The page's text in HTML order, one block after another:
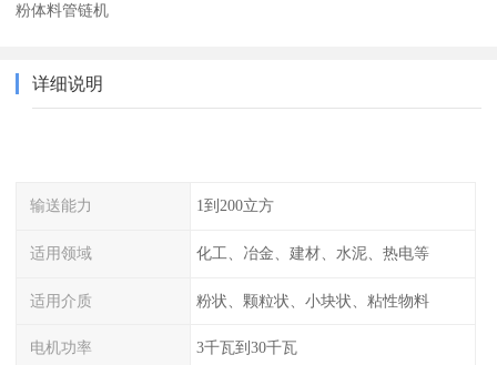
粉体料管链机
详细说明
输送能力 1到200立方
适用领域 化工、冶金、建材、水泥、热电等
适用介质 粉状、颗粒状、小块状、粘性物料
电机功率 3千瓦到30千瓦